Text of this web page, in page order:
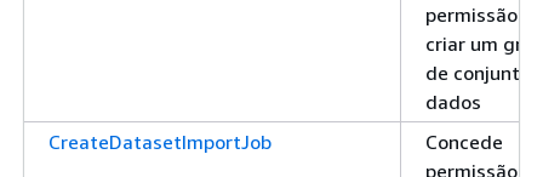
permissão
criar um
de
dados
CreateDatasetImportJob
Concede
permissão